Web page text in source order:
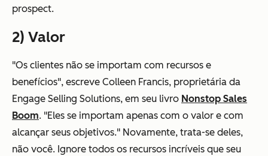
prospect.
2) Valor
"Os clientes não se importam com recursos e
benefícios", escreve Colleen Francis, proprietária da
Engage Selling Solutions, em seu livro Nonstop Sales
Boom. "Eles se importam apenas com o valor e com
alcançar seus objetivos." Novamente, trata-se deles,
não você. Ignore todos os recursos incríveis que seu